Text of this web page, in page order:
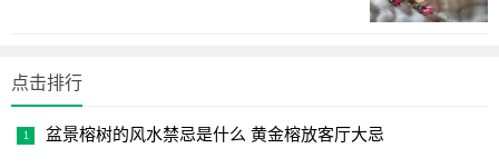
点击排行
盆景榕树的风水禁忌是什么 黄金榕放客厅大忌